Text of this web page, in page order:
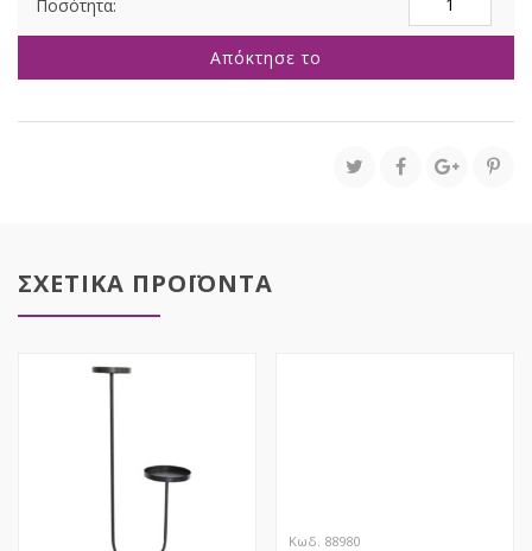
ΧΡΥΣΟ
ΜΕΤΑΛΛΙΚΟ
ΚΑΘΡΕΦΤΗ
35Χ35Χ65
Απόκτησε το
ΣΧΕΤΙΚΑ ΠΡΟΪΟΝΤΑ
Κωδ. 88980